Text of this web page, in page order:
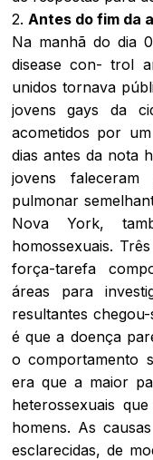
2. Antes do fim da
Na manhã do dia
disease con- trol
unidos tornava
jovensgays da
acometidos por
dias antes da nota
jovens
pulmonar
Nova York,
homossexuais.
força-tarefa
áreas para
resultantes
é que a doença
o comportamento
era que a maior
heterossexuais
homens. As
esclarecidas, de